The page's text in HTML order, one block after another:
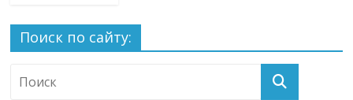
Поиск по сайту: